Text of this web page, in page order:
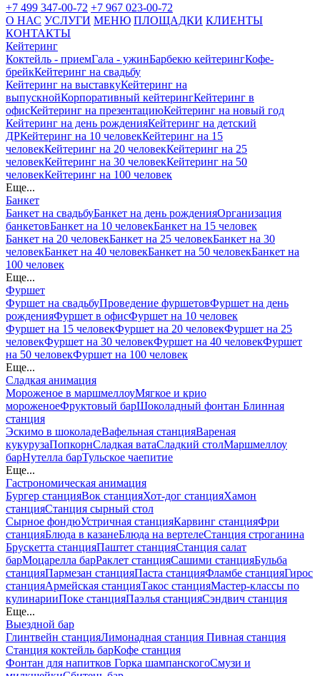
+7 499 347-00-72 +7 967 023-00-72
О НАС УСЛУГИ МЕНЮ ПЛОЩАДКИ КЛИЕНТЫ
КОНТАКТЫ
Кейтеринг
Коктейль - приемГала - ужинБарбекю кейтерингКофе-
брейкКейтеринг на свадьбу
Кейтеринг на выставкуКейтеринг на
выпускнойКорпоративный кейтерингКейтеринг в
офисКейтеринг на презентациюКейтеринг на новый год
Кейтеринг на день рожденияКейтеринг на детский
ДРКейтеринг на 10 человекКейтеринг на 15
человекКейтеринг на 20 человекКейтеринг на 25
человекКейтеринг на 30 человекКейтеринг на 50
человекКейтеринг на 100 человек
Еще...
Банкет
Банкет на свадьбуБанкет на день рожденияОрганизация
банкетовБанкет на 10 человекБанкет на 15 человек
Банкет на 20 человекБанкет на 25 человекБанкет на 30
человекБанкет на 40 человекБанкет на 50 человекБанкет на
100 человек
Еще...
Фуршет
Фуршет на свадьбуПроведение фуршетовФуршет на день
рожденияФуршет в офисФуршет на 10 человек
Фуршет на 15 человекФуршет на 20 человекФуршет на 25
человекФуршет на 30 человекФуршет на 40 человекФуршет
на 50 человекФуршет на 100 человек
Еще...
Сладкая анимация
Мороженое в маршмеллоуМягкое и крио
мороженоеФруктовый барШоколадный фонтан Блинная
станция
Эскимо в шоколадеВафельная станцияВареная
кукурузаПопкорнСладкая ватаСладкий столМаршмеллоу
барНутелла барТульское чаепитие
Еще...
Гастрономическая анимация
Бургер станцияВок станцияХот-дог станцияХамон
станцияСтанция сырный стол
Сырное фондюУстричная станцияКарвинг станцияФри
станцияБлюда в казанеБлюда на вертелеСтанция строганина
Брускетта станцияПаштет станцияСтанция салат
барМоцарелла барРаклет станцияСашими станцияБульба
станцияПармезан станцияПаста станцияФламбе станцияГирос
станцияАрмейская станцияТакос станцияМастер-классы по
кулинарииПоке станцияПаэлья станцияСэндвич станция
Еще...
Выездной бар
Глинтвейн станцияЛимонадная станция Пивная станция
Станция коктейль барКофе станция
Фонтан для напитков Горка шампанскогоСмузи и